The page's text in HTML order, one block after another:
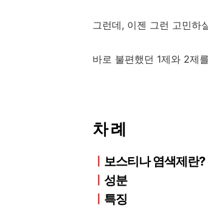
그런데, 이젠 그런 고민하
바로 불편했던 1제와 2제
차 례
보스티나 염색제란?
성분
특징